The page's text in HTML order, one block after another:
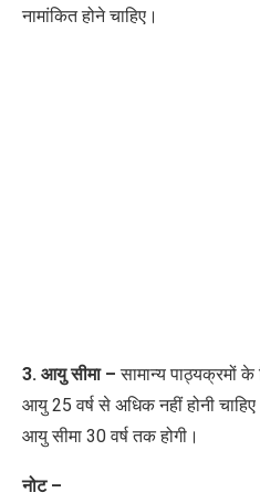
नामांकित होने चाहिए।
3. आयु सीमा –सामान्य पाठ्यक्रमों
आयु 25 वर्ष से अधिक नहीं होनी
आयु सीमा 30 वर्ष तक होगी।
नोट –